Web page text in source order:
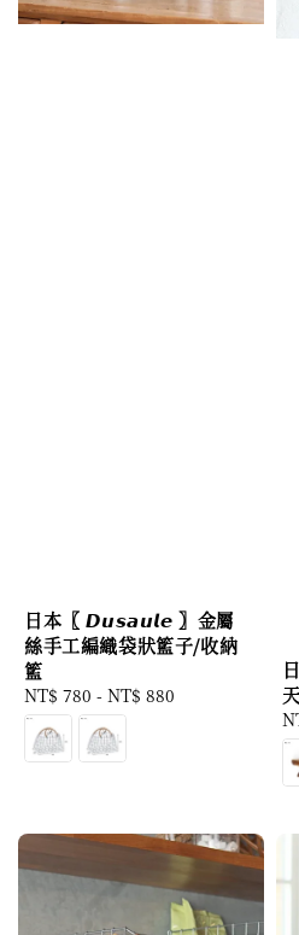
日本〖 𝘿𝙪𝙨𝙖𝙪𝙡𝙚 〗金屬
絲手工編織袋狀籃子/收納
籃
Regular
price
NT$ 780 - NT$ 880